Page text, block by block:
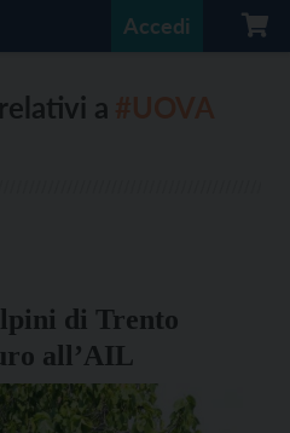
Accedi
a
di Trento
all’AIL